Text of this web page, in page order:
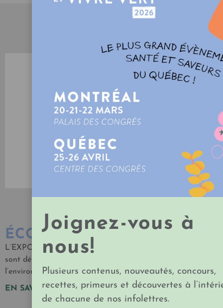
ÉCORESPONSABILITÉ
L’EXPO est un événement grand public où tous les efforts
sont déployés pour créer un minimum d’impact sur
l’environnement!
EN SAVOIR PLUS...
Joignez-vous à
nous!
Plusieurs contenus, nouveautés, concours,
recettes, primeurs et découvertes à
de chacune de nos infolettres.